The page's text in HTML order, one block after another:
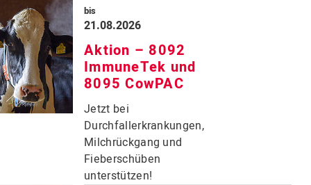
bis
21.08.2026
Aktion – 8092
ImmuneTek und
8095 CowPAC
Jetzt bei
Durchfallerkrankungen,
Milchrückgang und
Fieberschüben
unterstützen!
Schafe / Ziegen
Geflügel